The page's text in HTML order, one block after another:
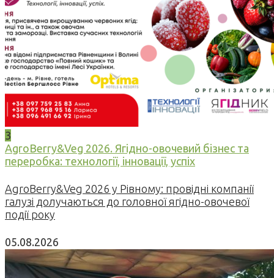
3
AgroBerry&Veg 2026. Ягідно-овочевий бізнес та
переробка: технології, інновації, успіх
AgroBerry&Veg 2026 у Рівному: провідні компанії
галузі долучаються до головної ягідно-овочевої
події року
05.08.2026